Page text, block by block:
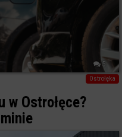
5
Ostrołęka
w Ostrołęce?